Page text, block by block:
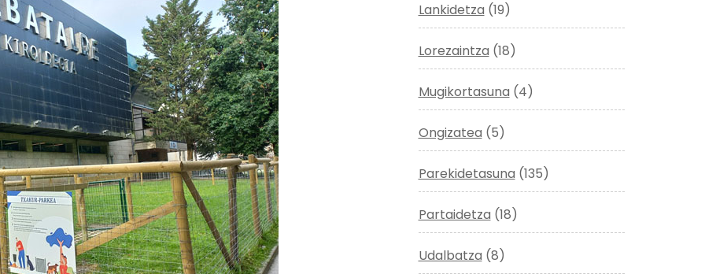
Lankidetza (19)
Lorezaintza (18)
Mugikortasuna (4)
Ongizatea (5)
Parekidetasuna (135)
Partaidetza (18)
Udalbatza (8)